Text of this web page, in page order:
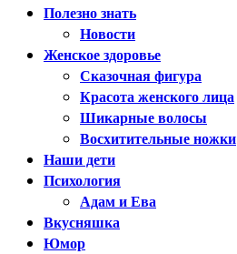
Полезно знать
Новости
Женское здоровье
Сказочная фигура
Красота женского лица
Шикарные волосы
Восхитительные ножки
Наши дети
Психология
Адам и Ева
Вкусняшка
Юмор